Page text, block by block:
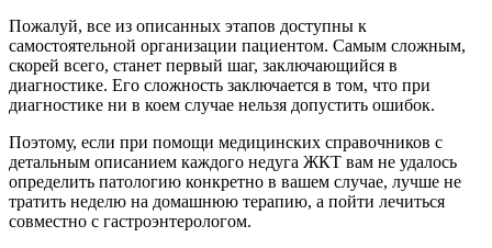
Пожалуй, все из описанных этапов доступны к
самостоятельной организации пациентом. Самым сложным,
скорей всего, станет первый шаг, заключающийся в
диагностике. Его сложность заключается в том, что при
диагностике ни в коем случае нельзя допустить ошибок.
Поэтому, если при помощи медицинских справочников с
детальным описанием каждого недуга ЖКТ вам не удалось
определить патологию конкретно в вашем случае, лучше не
тратить неделю на домашнюю терапию, а пойти лечиться
совместно с гастроэнтерологом.